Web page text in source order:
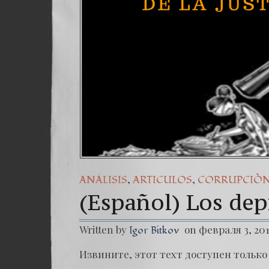
ANÁLISIS, ARTICULOS,
(Español) Los
Written by Igor Bitkov on февраля 3,
Извините, этот техт доступен только